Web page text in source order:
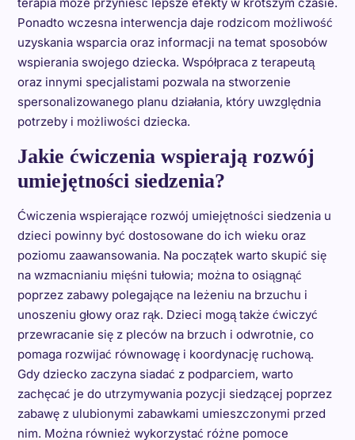
Ponadto wczesna interwencja daje rodzicom możliwość
uzyskania wsparcia oraz informacji na temat sposobów
wspierania swojego dziecka. Współpraca z terapeutą
oraz innymi specjalistami pozwala na stworzenie
spersonalizowanego planu działania, który uwzględnia
potrzeby i możliwości dziecka.
Jakie ćwiczenia wspierają rozwój
umiejętności siedzenia?
Ćwiczenia wspierające rozwój umiejętności siedzenia u
dzieci powinny być dostosowane do ich wieku oraz
poziomu zaawansowania. Na początek warto skupić się
na wzmacnianiu mięśni tułowia; można to osiągnąć
poprzez zabawy polegające na leżeniu na brzuchu i
unoszeniu głowy oraz rąk. Dzieci mogą także ćwiczyć
przewracanie się z pleców na brzuch i odwrotnie, co
pomaga rozwijać równowagę i koordynację ruchową.
Gdy dziecko zaczyna siadać z podparciem, warto
zachęcać je do utrzymywania pozycji siedzącej poprzez
zabawę z ulubionymi zabawkami umieszczonymi przed
nim. Można również wykorzystać różne pomoce